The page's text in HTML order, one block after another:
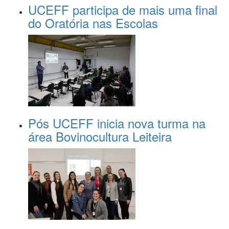
UCEFF participa de mais uma final
do Oratória nas Escolas
Pós UCEFF inicia nova turma na
área Bovinocultura Leiteira